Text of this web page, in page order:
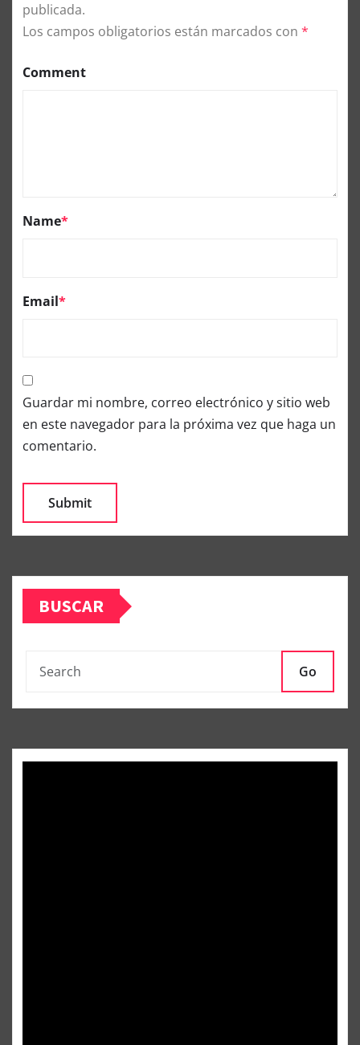
publicada.
Los campos obligatorios están marcados con *
Comment
Name*
Email*
Guardar mi nombre, correo electrónico y sitio web
en este navegador para la próxima vez que haga un
comentario.
BUSCAR
Go